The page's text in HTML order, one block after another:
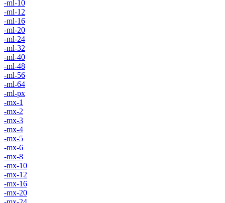
-ml-10
-ml-12
-ml-16
-ml-20
-ml-24
-ml-32
-ml-40
-ml-48
-ml-56
-ml-64
-ml-px
-mx-1
-mx-2
-mx-3
-mx-4
-mx-5
-mx-6
-mx-8
-mx-10
-mx-12
-mx-16
-mx-20